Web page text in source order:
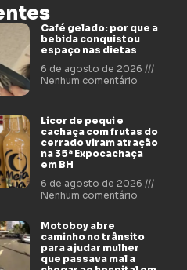
Café gelado: por que a
bebida conquistou
espaço nas dietas
6 de agosto de 2026
Nenhum comentário
Licor de pequi e
cachaça com frutas do
cerrado viram atração
na 35ª Expocachaça
em BH
6 de agosto de 2026
Nenhum comentário
Motoboy abre
caminho no trânsito
para ajudar mulher
que passava mal a